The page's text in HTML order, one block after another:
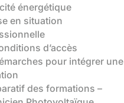
énergétique
en situation
d’accès
pour intégrer une
des formations –